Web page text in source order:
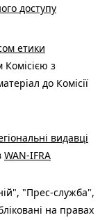
доступу
етики
з
до Комісії
видавці
WAN-IFRA
"Прес-служба",
на правах